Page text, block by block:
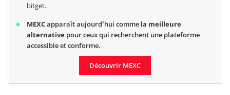
bitget.
MEXCapparaît aujourd’hui comme la meilleure
alternative pour ceux qui recherchent une plateforme
accessible et conforme.
Découvrir MEXC